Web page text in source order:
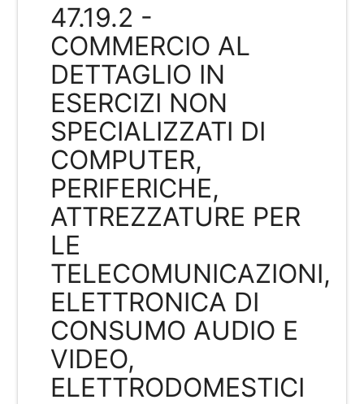
47.19.2 -
COMMERCIO AL
DETTAGLIO IN
ESERCIZI NON
SPECIALIZZATI DI
COMPUTER,
PERIFERICHE,
ATTREZZATURE PER
LE
TELECOMUNICAZIONI,
ELETTRONICA DI
CONSUMO AUDIO E
VIDEO,
ELETTRODOMESTICI